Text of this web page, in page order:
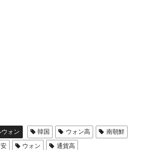
ウォン 韓国 ウォン高
南朝鮮
ウォン 通貨高